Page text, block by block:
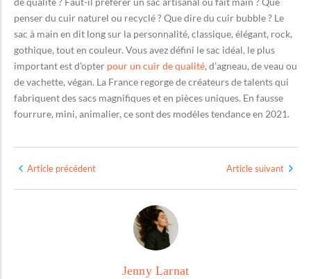
penser du cuir naturel ou recyclé ? Que dire du cuir bubble ? Le
sac à main en dit long sur la personnalité, classique, élégant, rock,
gothique, tout en couleur. Vous avez défini le sac idéal, le plus
important est d’opter pour un cuir de qualité, d’agneau, de veau ou
de vachette, végan. La France regorge de créateurs de talents qui
fabriquent des sacs magnifiques et en pièces uniques. En fausse
fourrure, mini, animalier, ce sont des modèles tendance en 2021.
Article précédent Article suivant
Jenny Larnat